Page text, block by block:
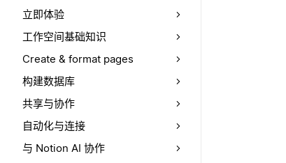
立即体验
工作空间基础知识
Create & format pages
构建数据库
共享与协作
自动化与连接
与 Notion AI 协作